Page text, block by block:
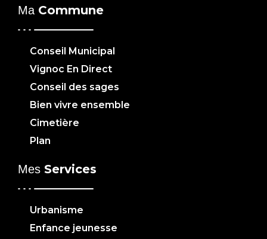
Ma Commune
Conseil Municipal
Vignoc En Direct
Conseil des sages
Bien vivre ensemble
Cimetière
Plan
Mes Services
Urbanisme
Enfance jeunesse